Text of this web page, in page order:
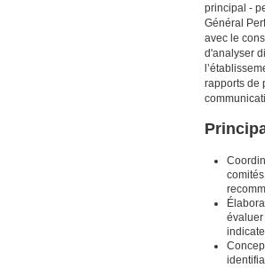
principal -
Général
avec le
d'analyser
rapports de
évaluer